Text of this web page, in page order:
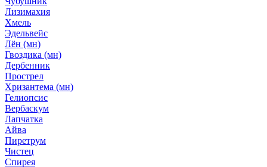
Лизимахия
Хмель
Эдельвейс
Лён (мн)
Гвоздика (мн)
Дербенник
Прострел
Хризантема (мн)
Гелиопсис
Вербаскум
Лапчатка
Айва
Пиретрум
Чистец
Спирея